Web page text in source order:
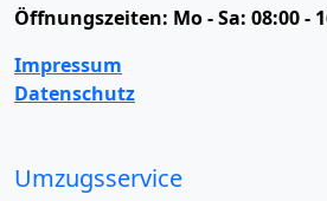
Öffnungszeiten: Mo - Sa: 08:00 -
Impressum
Datenschutz
Umzugsservice